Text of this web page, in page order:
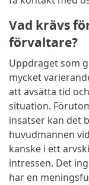
Vad krävs
förvaltare?
Uppdraget som
mycket
att avsätta tid
situation.
insatser kan det
huvudmannen
kanske i ett
intressen. Det
har en